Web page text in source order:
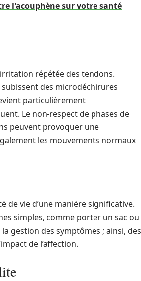
l'acouphène sur votre santé
répétée des tendons.
des microdéchirures
particulièrement
Le non-respect de phases de
peuvent provoquer une
les mouvements normaux
de vie d’une manière significative.
simples, comme porter un sac ou
gestion des symptômes ; ainsi, des
de l’affection.